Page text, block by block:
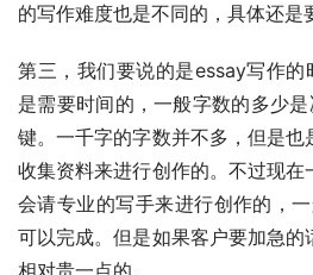
的写作难度也是不同的，具体还是
第三，我们要说的是essay写作
是需要时间的，一般字数的多少
键。一千字的字数并不多，但是也
收集资料来进行创作的。不过现在
会请专业的写手来进行创作的，
可以完成。但是如果客户要加急的
相对贵一点的。